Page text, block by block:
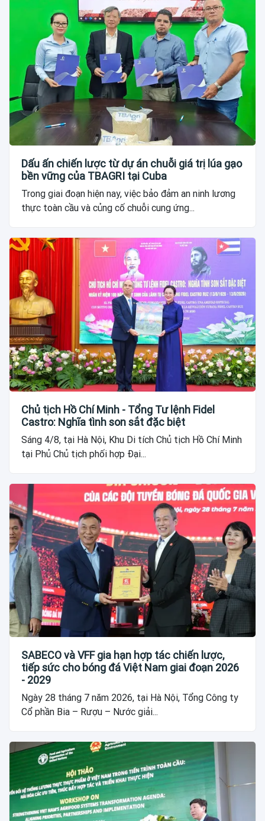
Dấu ấn chiến lược từ dự án chuỗi giá trị lúa gạo
bền vững của TBAGRI tại Cuba
Trong giai đoạn hiện nay, việc bảo đảm an ninh lương
thực toàn cầu và củng cố chuỗi cung ứng...
Chủ tịch Hồ Chí Minh - Tổng Tư lệnh Fidel
Castro: Nghĩa tình son sắt đặc biệt
Sáng 4/8, tại Hà Nội, Khu Di tích Chủ tịch Hồ Chí Minh
tại Phủ Chủ tịch phối hợp Đại...
SABECO và VFF gia hạn hợp tác chiến lược,
tiếp sức cho bóng đá Việt Nam giai đoạn 2026
- 2029
Ngày 28 tháng 7 năm 2026, tại Hà Nội, Tổng Công ty
Cổ phần Bia – Rượu – Nước giải...